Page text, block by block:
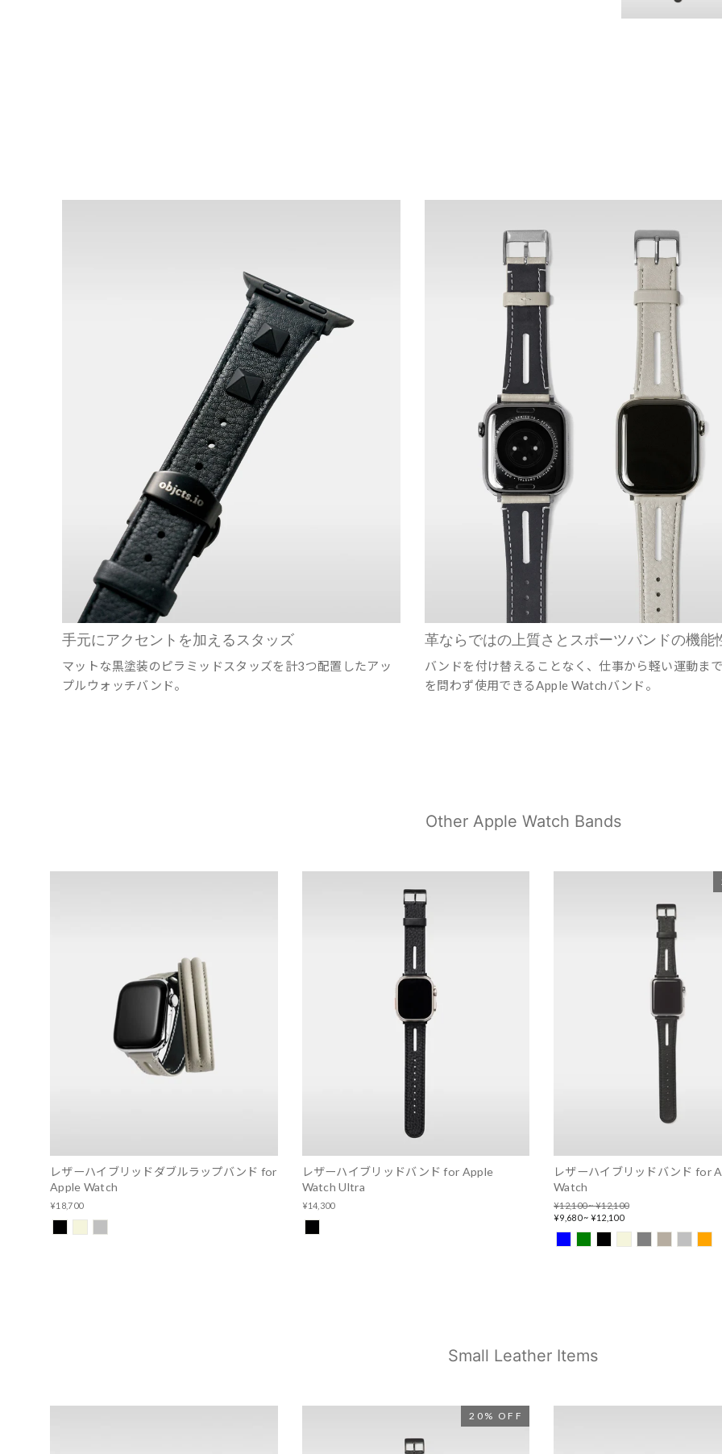
手元にアクセントを加えるスタッズ
マットな黒塗装のピラミッドスタッズを計3つ配置したアッ
プルウォッチバンド。
革ならではの上質さとスポーツバンドの機能
バンドを付け替えることなく、仕事から軽い運動ま
を問わず使用できるApple Watchバンド。
Other Apple Watch Bands
レザーハイブリッドダブルラップバンド for
Apple Watch
¥18,700
レザーハイブリッドバンド for Apple
Watch Ultra
¥14,300
レザーハイブリッドバンド for
Watch
Regular
price
¥12,100 ~ ¥12,100
Sale
¥9,680 ~ ¥12,100
Small Leather Items
20% OFF